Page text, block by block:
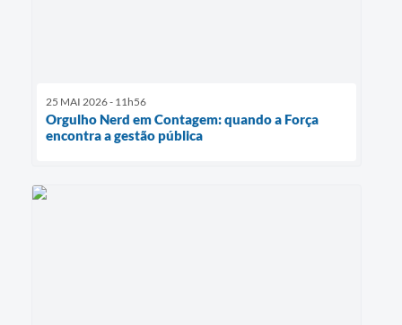
25 MAI 2026 - 11h56
Orgulho Nerd em Contagem: quando a Força
encontra a gestão pública